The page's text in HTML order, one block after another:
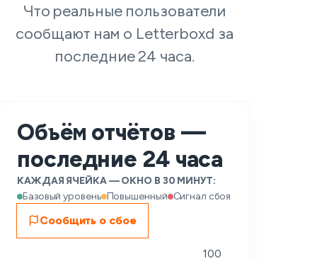
Что реальные пользователи
сообщают нам о Letterboxd за
последние 24 часа.
Объём отчётов —
последние 24 часа
КАЖДАЯ ЯЧЕЙКА — ОКНО В 30 МИНУТ:
Базовый уровень Повышенный Сигнал сбоя
Сообщить о сбое
100